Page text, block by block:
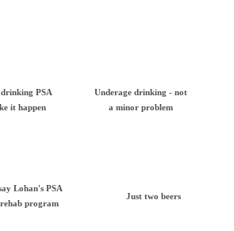
drinking PSA
it happen
Underage drinking - not
a minor problem
Lohan's PSA
program
Just two beers